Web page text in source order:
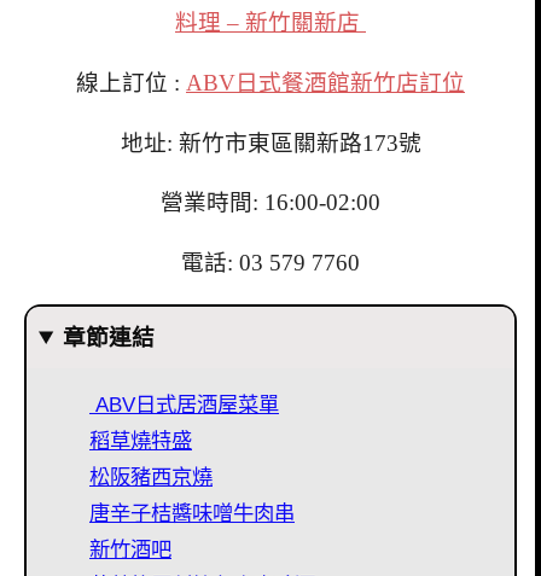
料理 – 新竹關新店
線上訂位 : ABV日式餐酒館新竹店訂位
地址: 新竹市東區關新路173號
營業時間: 16:00-02:00
電話: 03 579 7760
章節連結
ABV日式居酒屋菜單
稻草燒特盛
松阪豬西京燒
唐辛子桔醬味噌牛肉串
新竹酒吧